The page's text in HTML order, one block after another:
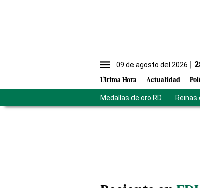
09 de agosto del 2026
Última Hora Actualidad
Medallas de oro RD Reinas